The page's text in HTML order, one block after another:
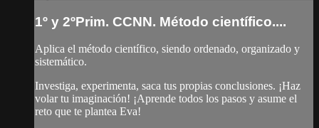
1º y 2ºPrim. CCNN. Método científico....
Aplica el método científico, siendo ordenado, organizado y
sistemático.
Investiga, experimenta, saca tus propias conclusiones. ¡Haz
volar tu imaginación! ¡Aprende todos los pasos y asume el
reto que te plantea Eva!